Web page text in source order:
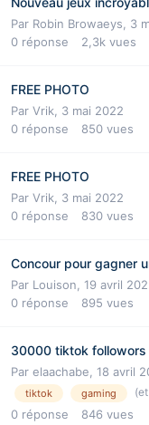
Par Robin Browaeys
3
0 réponse 2,3k vues
FREE PHOTO
Par Vrik
3 mai 2022
0 réponse 850 vues
FREE PHOTO
Par Vrik
3 mai 2022
0 réponse 830 vues
Concour pour gagner
Par Louison 19 avril
0 réponse 895 vues
30000 tiktok
Par elaachabe 18 avril
tiktok gaming
0 réponse 846 vues